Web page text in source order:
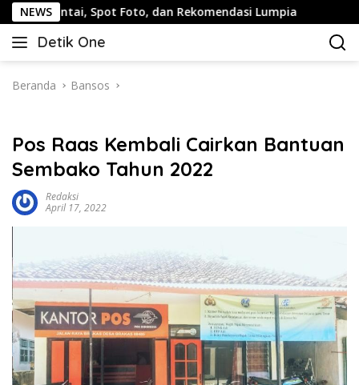
Langsung
ke
konten
NEWS
Foto, dan Rekomendasi Lumpia Panduan
Detik One
Tajam
Fakta
Beranda Bansos
Pos Raas Kembali Cairkan Bantuan
Sembako Tahun 2022
Redaksi
April 17, 2022